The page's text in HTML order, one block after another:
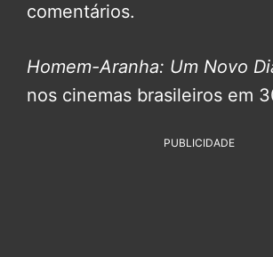
comentários.
Homem-Aranha: Um Novo
nos cinemas brasileiros em
PUBLICIDADE